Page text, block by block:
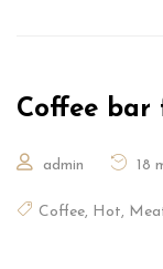
Coffee
admin 18
Coffee, Hot,